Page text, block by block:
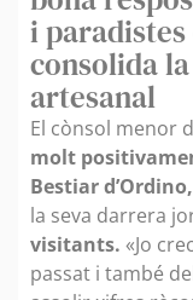
i
consolida
artesanal
El cònsol menor
molt
Bestiar d’Ordino,
la seva darrera
visitants. «Jo
passat i també